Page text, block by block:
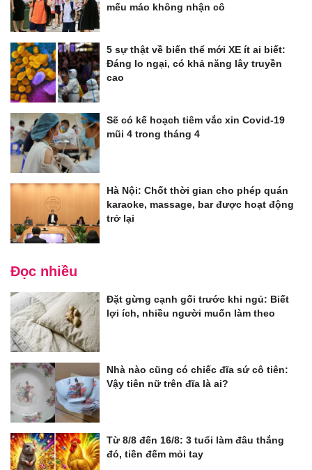
mếu máo không nhận cô
5 sự thật về biến thể mới XE ít ai biết:
Đáng lo ngại, có khả năng lây truyền
cao
Sẽ có kế hoạch tiêm vắc xin Covid-19
mũi 4 trong tháng 4
Hà Nội: Chốt thời gian cho phép quán
karaoke, massage, bar được hoạt động
trở lại
Đọc nhiều
Đặt gừng cạnh gối trước khi ngủ: Biết
lợi ích, nhiều người muốn làm theo
Nhà nào cũng có chiếc đĩa sứ cô tiên:
Vậy tiên nữ trên đĩa là ai?
Từ 8/8 đến 16/8: 3 tuổi làm đâu thắng
đó, tiền đếm mỏi tay